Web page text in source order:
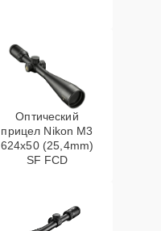
Оптический
прицел Nikon M3
624x50 (25,4mm)
SF FCD